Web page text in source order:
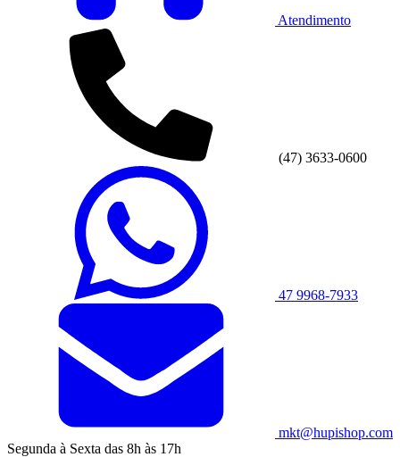
Atendimento
(47) 3633-0600
47 9968-7933
mkt@hupishop.com
Segunda à Sexta das 8h às 17h